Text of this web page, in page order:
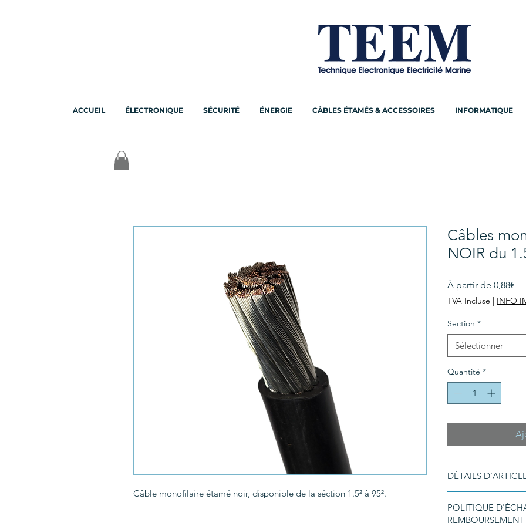
ACCUEIL ÉLECTRONIQUE SÉCURITÉ ÉNERGIE CÂBLES ÉTAMÉS & ACCESSOIRES INFORMATIQUE
Câble monofilaire étamé noir, disponible de la séction 1.5² à 95².
Câbles
NOIR du
À partir de 0,88€
TVA Incluse | INFO
Section *
Sélectionner
Quantité *
DÉTAILS
l'article : taille,
emplacement est
POLITIQUE
REMBOURSEMENT